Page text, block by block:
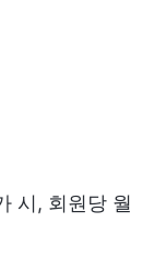
시, 회원당 월